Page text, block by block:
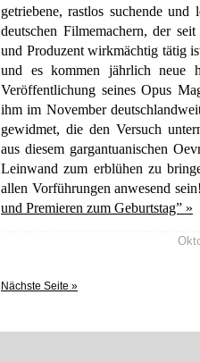
getriebene, rastlos suchende
deutschen Filmemachern, der
und Produzent wirkmächtig tätig
und es kommen jährlich neue
Veröffentlichung seines Opus
ihm im November
gewidmet, die den Versuch
aus diesem gargantuanischen
Leinwand zum erblühen zu
allen Vorführungen anwesend
und Premieren zum Geburtstag” »
Nächste Seite »